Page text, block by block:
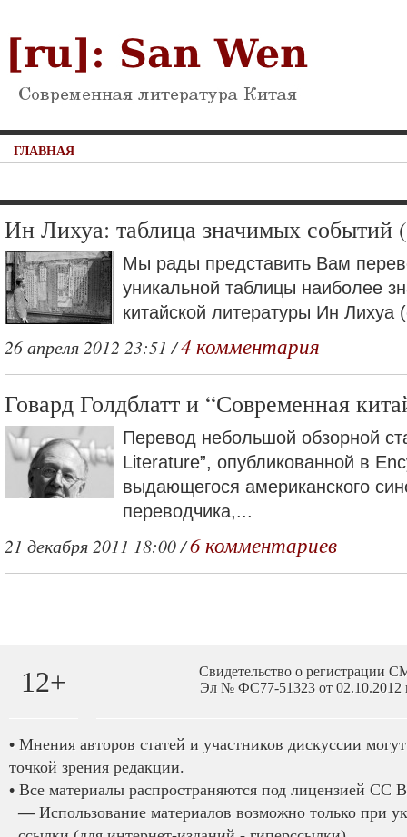
ГЛАВНАЯ
Ин Лихуа: таблица значимых событий
Мы рады представить Вам
уникальной таблицы наиболее
китайской литературы Ин Лихуа
26 апреля 2012 23:51 /4 комментария
Говард Голдблатт и “Современная
Перевод небольшой обзорной
Literature”, опубликованной в
выдающегося американского
переводчика,...
21 декабря 2011 18:00 /6 комментариев
12+
Свидетельство о регистрации
Эл № ФС77-51323 от 02.10.2012
• Мнения авторов статей и участников дискуссии
точкой зрения редакции.
• Все материалы распространяются под лицензией CC
—Использование материалов возможно только при